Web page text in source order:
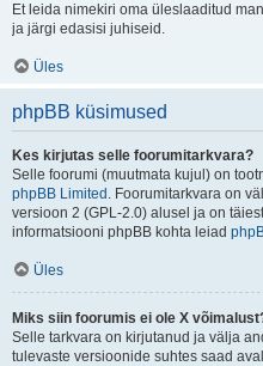
Et leida nimekiri oma üleslaaditud
ja järgi edasisi juhiseid.
Üles
phpBB küsimused
Kes kirjutas selle foorumitarkvara?
Selle foorumi (muutmata kujul) on
phpBB Limited . Foorumitarkvara on
versioon 2 (GPL-2.0) alusel ja on
informatsiooni phpBB kohta leiad
Üles
Miks siin foorumis ei ole X
Selle tarkvara on kirjutanud ja välja
tulevaste versioonide suhtes saad